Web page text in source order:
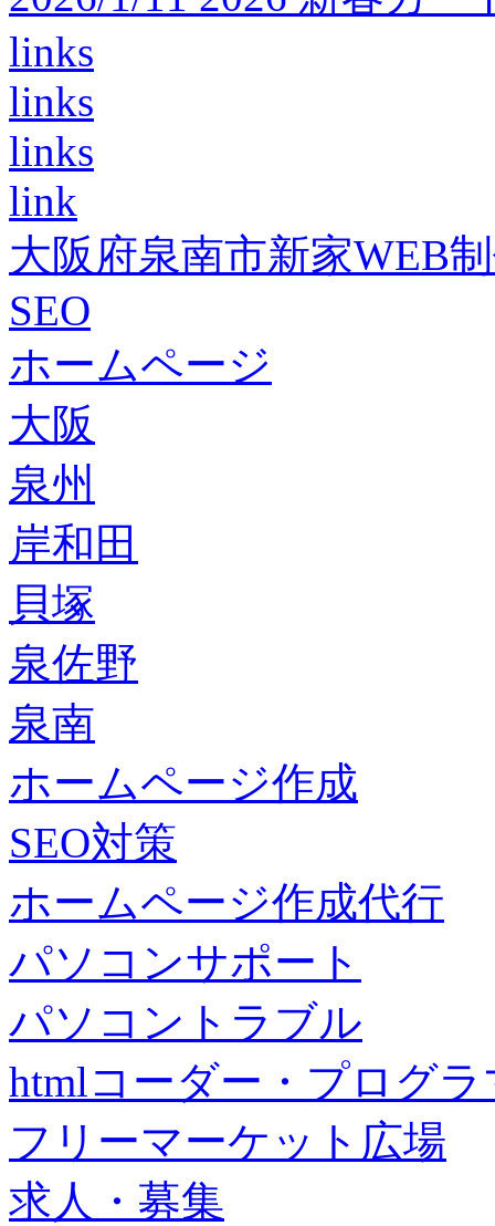
links
links
links
link
大阪府泉南市新家WEB
SEO
ホームページ
大阪
泉州
岸和田
貝塚
泉佐野
泉南
ホームページ作成
SEO対策
ホームページ作成代行
パソコンサポート
パソコントラブル
htmlコーダー・プログラ
フリーマーケット広場
求人・募集